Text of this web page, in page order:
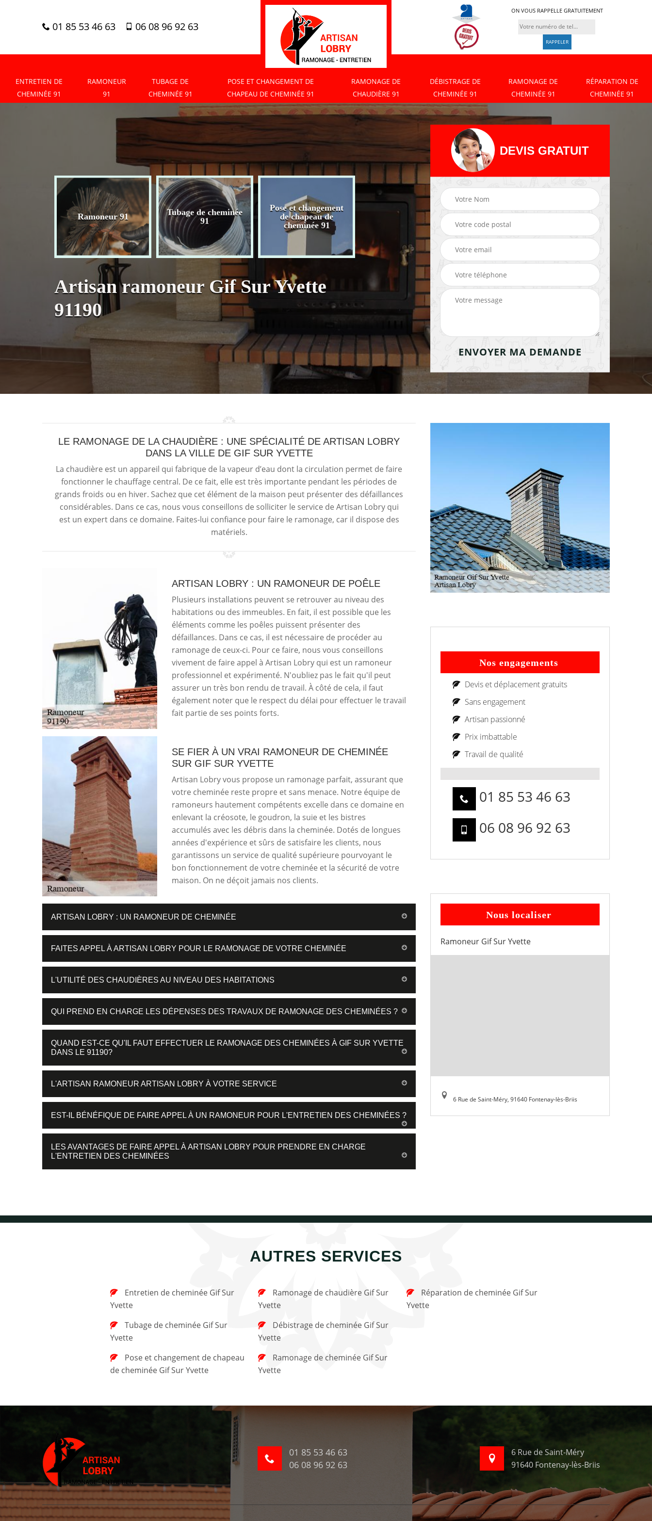
01 85 53 46 63 06 08 96 92 63
ON VOUS RAPPELLE GRATUITEMENT
ENTRETIEN DE
CHEMINÉE 91
RAMONEUR
91
TUBAGE DE
CHEMINÉE 91
POSE ET CHANGEMENT DE
CHAPEAU DE CHEMINÉE 91
RAMONAGE DE
CHAUDIÈRE 91
DÉBISTRAGE DE
CHEMINÉE 91
RAMONAGE DE
CHEMINÉE 91
RÉPARATION DE
CHEMINÉE 91
Ramoneur 91
Tubage de cheminée
91
Pose et changement
de chapeau de
cheminée 91
Ramonage de
chaudière 91
Débistrage de
cheminée 91
Ramonage de
cheminée 91
Artisan ramoneur Gif Sur Yvette
91190
DEVIS GRATUIT
LE RAMONAGE DE LA CHAUDIÈRE : UNE SPÉCIALITÉ DE ARTISAN LOBRY
DANS LA VILLE DE GIF SUR YVETTE
La chaudière est un appareil qui fabrique de la vapeur d’eau dont la circulation permet de faire
fonctionner le chauffage central. De ce fait, elle est très importante pendant les périodes de
grands froids ou en hiver. Sachez que cet élément de la maison peut présenter des défaillances
considérables. Dans ce cas, nous vous conseillons de solliciter le service de Artisan Lobry qui
est un expert dans ce domaine. Faites-lui confiance pour faire le ramonage, car il dispose des
matériels.
ARTISAN LOBRY : UN RAMONEUR DE POÊLE
Plusieurs installations peuvent se retrouver au niveau des
habitations ou des immeubles. En fait, il est possible que les
éléments comme les poêles puissent présenter des
défaillances. Dans ce cas, il est nécessaire de procéder au
ramonage de ceux-ci. Pour ce faire, nous vous conseillons
vivement de faire appel à Artisan Lobry qui est un ramoneur
professionnel et expérimenté. N'oubliez pas le fait qu'il peut
assurer un très bon rendu de travail. À côté de cela, il faut
également noter que le respect du délai pour effectuer le travail
fait partie de ses points forts.
SE FIER À UN VRAI RAMONEUR DE CHEMINÉE
SUR GIF SUR YVETTE
Artisan Lobry vous propose un ramonage parfait, assurant que
votre cheminée reste propre et sans menace. Notre équipe de
ramoneurs hautement compétents excelle dans ce domaine en
enlevant la créosote, le goudron, la suie et les bistres
accumulés avec les débris dans la cheminée. Dotés de longues
années d'expérience et sûrs de satisfaire les clients, nous
garantissons un service de qualité supérieure pourvoyant le
bon fonctionnement de votre cheminée et la sécurité de votre
maison. On ne déçoit jamais nos clients.
ARTISAN LOBRY : UN RAMONEUR DE CHEMINÉE
FAITES APPEL À ARTISAN LOBRY POUR LE RAMONAGE DE VOTRE CHEMINÉE
L'UTILITÉ DES CHAUDIÈRES AU NIVEAU DES HABITATIONS
QUI PREND EN CHARGE LES DÉPENSES DES TRAVAUX DE RAMONAGE DES CHEMINÉES ?
QUAND EST-CE QU'IL FAUT EFFECTUER LE RAMONAGE DES CHEMINÉES À GIF SUR YVETTE
DANS LE 91190?
L'ARTISAN RAMONEUR ARTISAN LOBRY À VOTRE SERVICE
EST-IL BÉNÉFIQUE DE FAIRE APPEL À UN RAMONEUR POUR L'ENTRETIEN DES CHEMINÉES ?
LES AVANTAGES DE FAIRE APPEL À ARTISAN LOBRY POUR PRENDRE EN CHARGE
L'ENTRETIEN DES CHEMINÉES
Nos engagements
Devis et déplacement gratuits
Sans engagement
Artisan passionné
Prix imbattable
Travail de qualité
01 85 53 46 63
06 08 96 92 63
Nous localiser
Ramoneur Gif Sur Yvette
6 Rue de Saint-Méry, 91640 Fontenay-lès-Briis
AUTRES SERVICES
Yvette
Yvette
de cheminée Gif Sur Yvette
Yvette
Yvette
Yvette
Yvette
01 85 53 46 63
06 08 96 92 63
6 Rue de Saint-Méry
91640 Fontenay-lès-Briis